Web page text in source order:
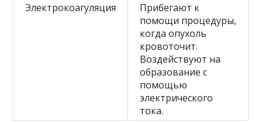
Электрокоагуляция
Прибегают к
помощи процедуры,
когда опухоль
кровоточит.
Воздействуют на
образование с
помощью
электрического
тока.